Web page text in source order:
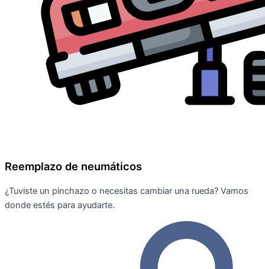
Reemplazo de neumáticos
¿Tuviste un pinchazo o necesitas cambiar una rueda? Vamos
donde estés para ayudarte.